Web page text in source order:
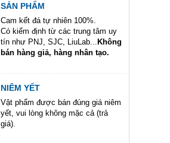
SẢN PHẨM
Cam kết đá tự nhiên 100%.
Có kiểm định từ các trung tâm uy
tín như PNJ, SJC, LiuLab...
Không
bán hàng giả, hàng nhân tạo.
NIÊM YẾT
Vật phẩm được bán đúng giá niêm
yết, vui lòng không mặc cả (trả
giá).